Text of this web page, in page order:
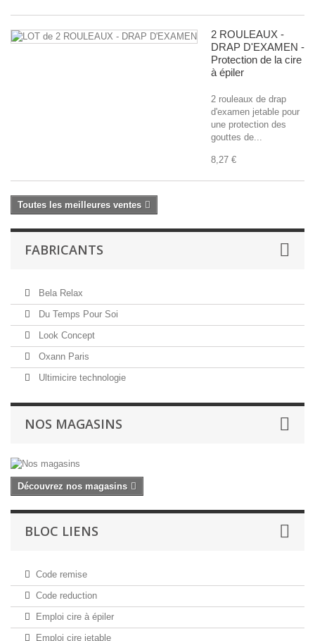
2 ROULEAUX -
DRAP D'EXAMEN -
Protection de la cire
à épiler
2 rouleaux de drap
d'examen jetable pour
une protection des
gouttes de...
8,27 €
Toutes les meilleures ventes
FABRICANTS
Bela Relax
Du Temps Pour Soi
Look Concept
Oxann Paris
Ultimicire technologie
NOS MAGASINS
Découvrez nos magasins
BLOC LIENS
Code remise
Code reduction
Emploi cire à épiler
Emploi cire jetable